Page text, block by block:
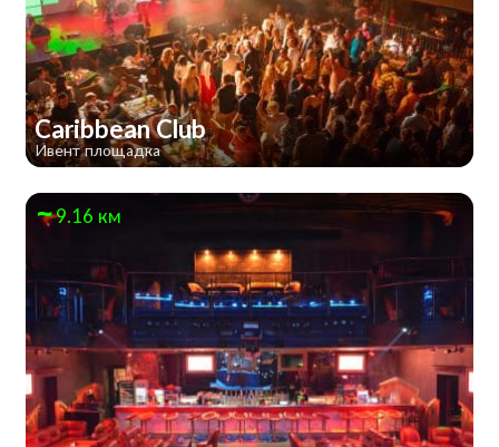
Caribbean Club
Ивент площадка
9.16 км